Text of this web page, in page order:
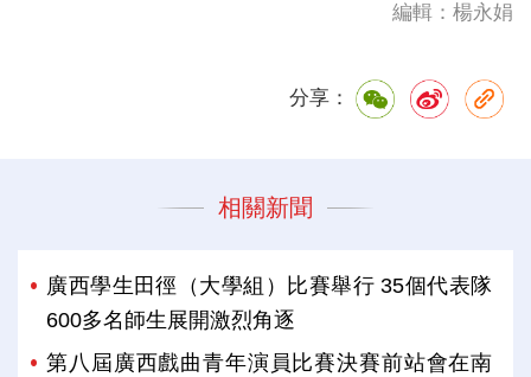
編輯：楊永娟
分享：
相關新聞
廣西學生田徑（大學組）比賽舉行 35個代表隊
600多名師生展開激烈角逐
第八屆廣西戲曲青年演員比賽決賽前站會在南